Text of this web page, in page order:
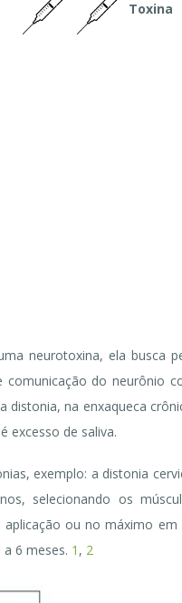
Toxina
neurotoxina, ela busca
comunicação do neurônio
distonia, na enxaqueca
excesso de saliva.
exemplo: a distonia
selecionando os
ou no máximo em
6 meses. 1 , 2